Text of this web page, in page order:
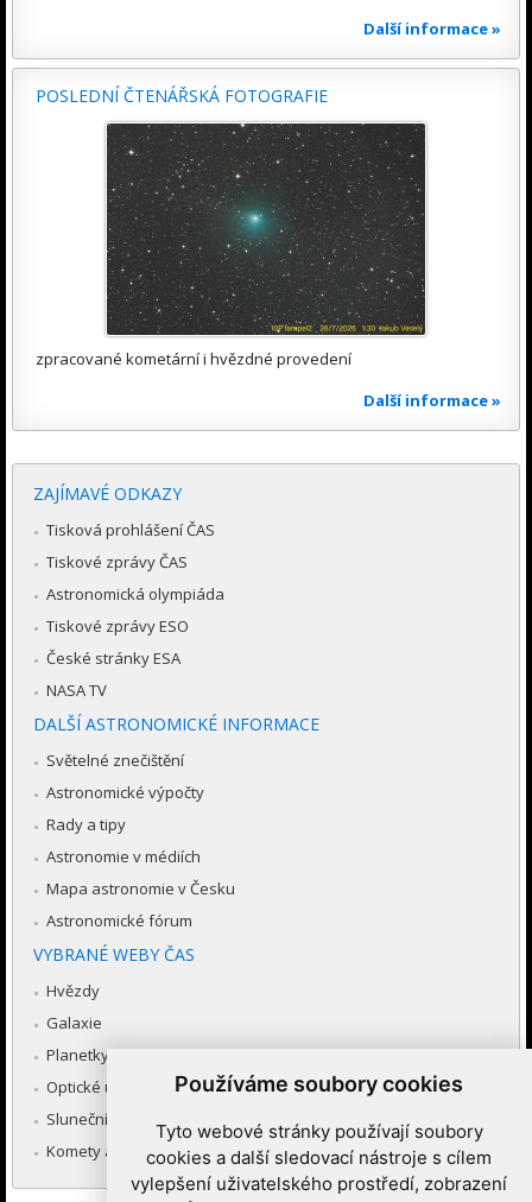
Používáme soubory cookies
Tyto webové stránky používají soubory
cookies a další sledovací nástroje s cílem
vylepšení uživatelského prostředí, zobrazení
Další informace »
POSLEDNÍ ČTENÁŘSKÁ FOTOGRAFIE
zpracované kometární i hvězdné provedení
Další informace »
ZAJÍMAVÉ ODKAZY
Tisková prohlášení ČAS
Tiskové zprávy ČAS
Astronomická olympiáda
Tiskové zprávy ESO
České stránky ESA
NASA TV
DALŠÍ ASTRONOMICKÉ INFORMACE
Světelné znečištění
Astronomické výpočty
Rady a tipy
Astronomie v médiích
Mapa astronomie v Česku
Astronomické fórum
VYBRANÉ WEBY ČAS
Hvězdy
Galaxie
Planetky
Optické úkazy v atmosféře
Sluneční soustava
Komety a meteory